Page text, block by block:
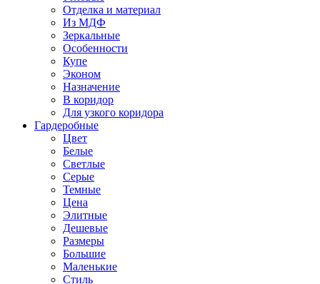
Отделка и материал
Из МДФ
Зеркальные
Особенности
Купе
Эконом
Назначение
В коридор
Для узкого коридора
Гардеробные
Цвет
Белые
Светлые
Серые
Темные
Цена
Элитные
Дешевые
Размеры
Большие
Маленькие
Стиль